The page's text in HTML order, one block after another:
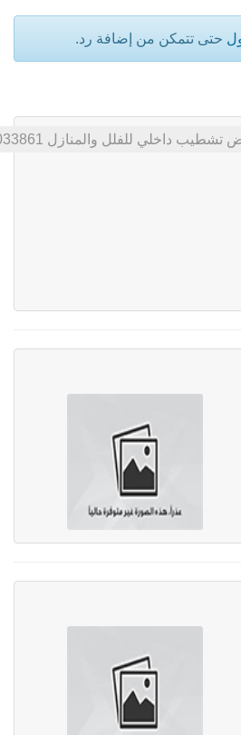
حتى تتمكن من إضافة رد.
داخلي للفلل والمنازل 0551033861